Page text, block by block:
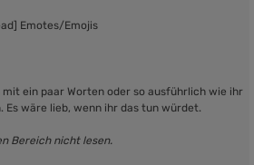
Emotes/Emojis
ein paar Worten oder so ausführlich wie ihr
wäre lieb, wenn ihr das tun würdet.
Bereich nicht lesen.